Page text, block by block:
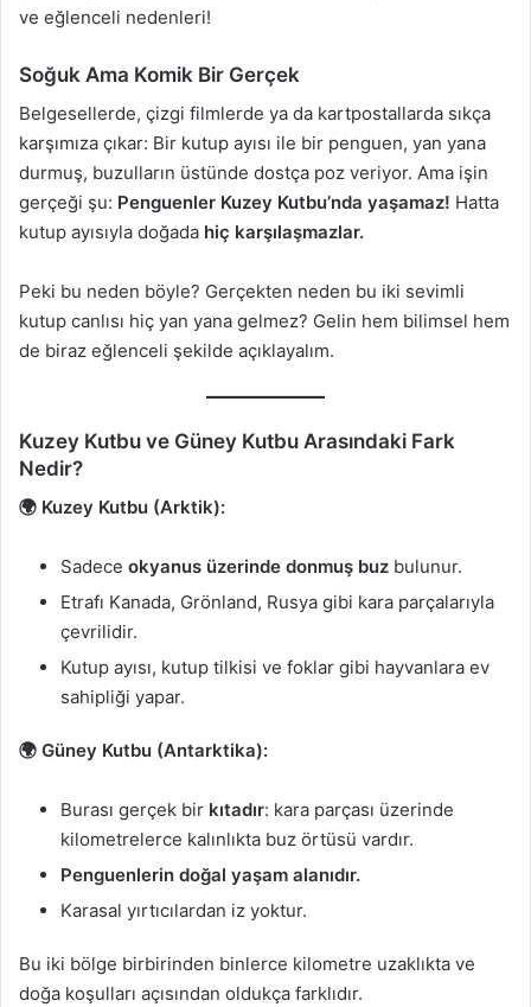
ve eğlenceli nedenleri!
Soğuk Ama Komik Bir Gerçek
Belgesellerde, çizgi filmlerde ya da kartpostallarda sıkça
karşımıza çıkar: Bir kutup ayısı ile bir penguen, yan yana
durmuş, buzulların üstünde dostça poz veriyor. Ama işin
gerçeği şu: Penguenler Kuzey Kutbu’nda yaşamaz! Hatta
kutup ayısıyla doğada hiç karşılaşmazlar.
Peki bu neden böyle? Gerçekten neden bu iki sevimli
kutup canlısı hiç yan yana gelmez? Gelin hem bilimsel hem
de biraz eğlenceli şekilde açıklayalım.
Kuzey Kutbu ve Güney Kutbu Arasındaki Fark
Nedir?
🌍 Kuzey Kutbu (Arktik):
Sadece okyanus üzerinde donmuş buz bulunur.
Etrafı Kanada, Grönland, Rusya gibi kara parçalarıyla
çevrilidir.
Kutup ayısı, kutup tilkisi ve foklar gibi hayvanlara ev
sahipliği yapar.
🌍 Güney Kutbu (Antarktika):
Burası gerçek bir kıtadır: kara parçası üzerinde
kilometrelerce kalınlıkta buz örtüsü vardır.
Penguenlerin doğal yaşam alanıdır.
Karasal yırtıcılardan iz yoktur.
Bu iki bölge birbirinden binlerce kilometre uzaklıkta ve
doğa koşulları açısından oldukça farklıdır.